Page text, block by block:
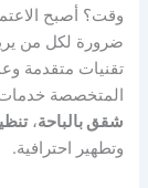
وقت؟ أصبح
ضرورة لكل من
تقنيات متقدمة
المتخصصة
شقق بالباحة،
وتطهير احترافية.